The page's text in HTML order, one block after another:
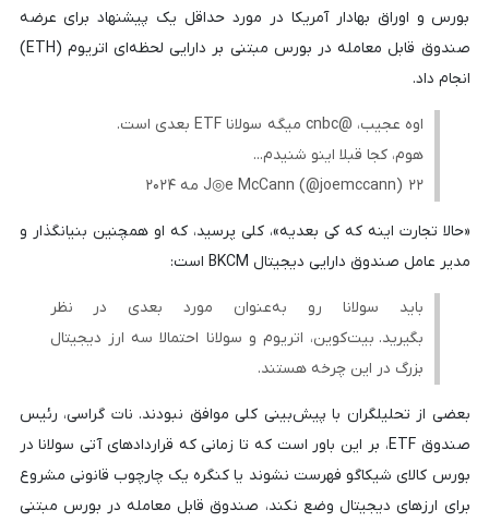
بورس و اوراق بهادار آمریکا در مورد حداقل یک پیشنهاد برای عرضه
صندوق قابل معامله در بورس مبتنی بر دارایی لحظه‌ای اتریوم (ETH)
انجام داد.
اوه عجیب، @cnbc میگه سولانا ETF بعدی است.
هوم، کجا قبلا اینو شنیدم...
J◎e McCann (@joemccann) ۲۲ مه ۲۰۲۴
«حالا تجارت اینه که کی بعدیه»، کلی پرسید، که او همچنین بنیانگذار و
مدیر عامل صندوق دارایی دیجیتال BKCM است:
باید سولانا رو به‌عنوان مورد بعدی در نظر
بگیرید. بیت‌کوین، اتریوم و سولانا احتمالا سه ارز دیجیتال
بزرگ در این چرخه هستند.
بعضی از تحلیلگران با پیش‌بینی کلی موافق نبودند. نات گراسی، رئیس
صندوق ETF، بر این باور است که تا زمانی که قراردادهای آتی سولانا در
بورس کالای شیکاگو فهرست نشوند یا کنگره یک چارچوب قانونی مشروع
برای ارزهای دیجیتال وضع نکند، صندوق قابل معامله در بورس مبتنی